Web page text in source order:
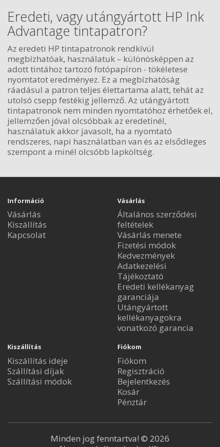
Eredeti, vagy utángyártott HP Ink
Advantage tintapatron?
Az eredeti HP tintapatronok rendkívül
megbízhatóak, használatuk – különösképpen az
adott tintához tartozó fotópapíron - tökéletese
nyomtatot eredményez. Ez a megbízhatóság
ráadásul a patron teljes élettartama alatt, tehát az
utolsó csepp festékig jellemző. Az utángyártott
tintapatronok nem minden nyomtatóhoz érhetőek el,
jellemzően jóval olcsóbbak az eredetinél,
használatuk akkor javasolt, ha a nyomtató
rendszeres, napi használatban van és az elsődleges
szempont a minél olcsóbb lapköltség.
Információ
Vásárlás
Kiszállítás
Kapcsolat
Vásárlás
Általános szerződési
feltételek
Vásárlás menete
Fizetési módok
Kedvezmények
Adatkezelési
Tájékoztató
Eredeti kellékanyag
garanciája
Utángyártott
kellékanyagokra
vonatkozó garancia
Kiszállítás
Kiszállítás ideje
Szállítási díjak
Szállítási módok
Fiókom
Fiókom
Regisztráció
Bejelentkezés
Kosár
Pénztár
Minden jog fenntartva! © 2026